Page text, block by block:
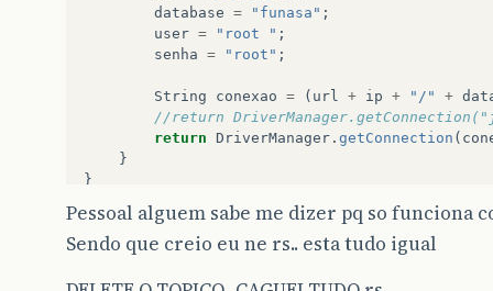
database = "funasa" ;
user = "root " ;
senha = "root" ;
String conexao = ( url + ip + "/" +
//return
return DriverManager . getConnection (
}
}
Pessoal alguem sabe me dizer pq so funciona
Sendo que creio eu ne rs.. esta tudo igual